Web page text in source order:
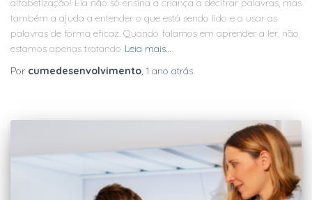
alfabetização! Ela não só ensina a criança a decifrar palavras, mas
também a ajuda a entender o que está sendo lido e a usar as
palavras de forma eficaz. Quando falamos em aprender a ler, não
estamos apenas tratando Leia mais…
Por cumedesenvolvimento, 1 ano atrás